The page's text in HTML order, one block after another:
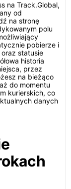
na Track.Global,
od
na stronę
polu
pobierze i
statusie
historia
przez
na bieżąco
do momentu
kurierskich, co
danych